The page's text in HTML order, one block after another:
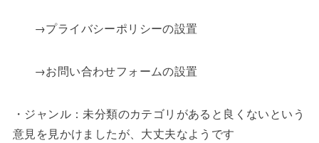
→プライバシーポリシーの設置
→お問い合わせフォームの設置
・ジャンル：未分類のカテゴリがあると良くないという
意見を見かけましたが、大丈夫なようです